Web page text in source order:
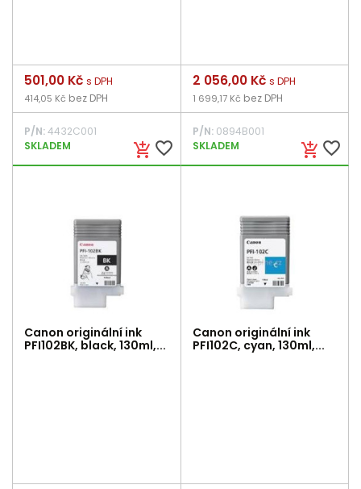
add_shopping_cart favorite_border
Cena
501,00 Kč s DPH
414,05 Kč bez DPH
P/N:4432C001
SKLADEM
add_shopping_cart favorite_border
Cena
2 056,00 Kč s DPH
1 699,17 Kč bez DPH
P/N:0894B001
SKLADEM
Canon originální ink
PFI102BK, black, 130ml,...
Canon originální ink
PFI102C, cyan, 130ml,...